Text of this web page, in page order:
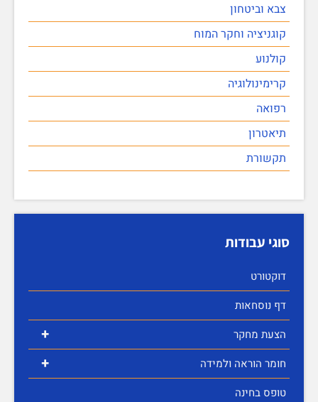
צבא וביטחון
קוגניציה וחקר המוח
קולנוע
קרימינולוגיה
רפואה
תיאטרון
תקשורת
סוגי עבודות
דוקטורט
דף נוסחאות
+ הצעת מחקר
+
חומר הוראה ולמידה
טופס בחינה